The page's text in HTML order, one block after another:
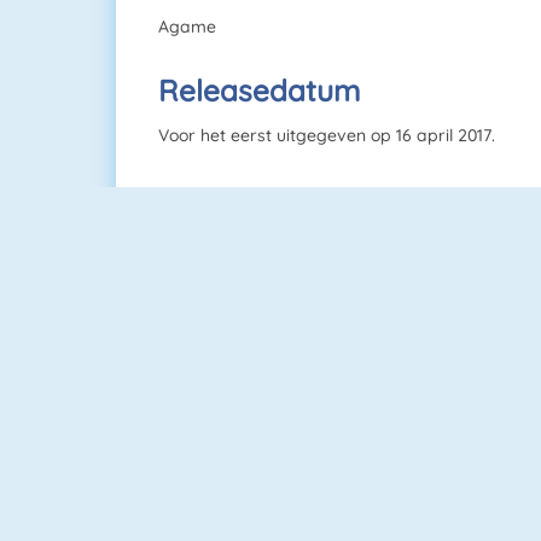
Agame
Releasedatum
Voor het eerst uitgegeven op 16 april 2017.